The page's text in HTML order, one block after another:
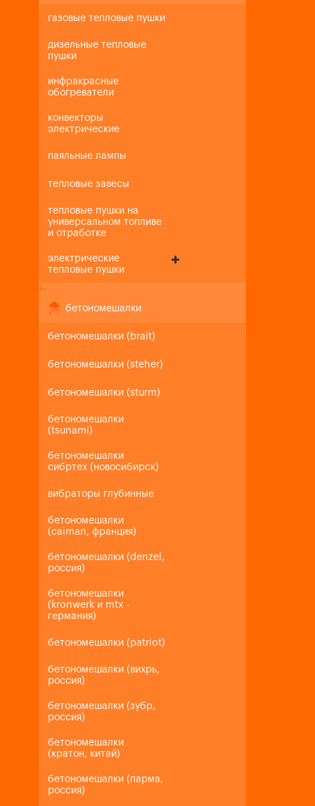
газовые тепловые пушки
дизельные тепловые
пушки
инфракрасные
обогреватели
конвекторы
электрические
паяльные лампы
тепловые завесы
тепловые пушки на
универсальном топливе
и отработке
электрические
тепловые пушки
+-
бетономешалки
бетономешалки (brait)
бетономешалки (steher)
бетономешалки (sturm)
бетономешалки
(tsunami)
бетономешалки
сибртех (новосибирск)
вибраторы глубинные
бетономешалки
(caiman, франция)
бетономешалки (denzel,
россия)
бетономешалки
(kronwerk и mtx -
германия)
бетономешалки (patriot)
бетономешалки (вихрь,
россия)
бетономешалки (зубр,
россия)
бетономешалки
(кратон, китай)
бетономешалки (парма,
россия)